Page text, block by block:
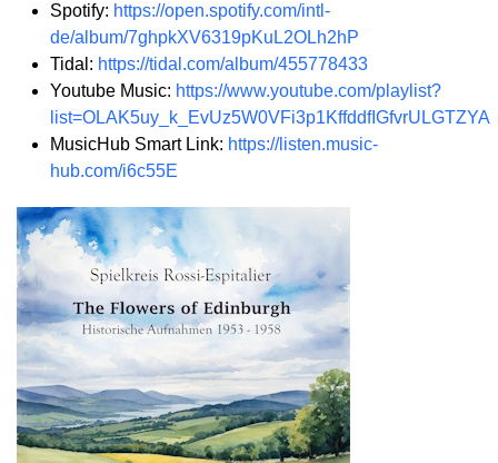
Spotify: https://open.spotify.com/intl-
de/album/7ghpkXV6319pKuL2OLh2hP
Tidal: https://tidal.com/album/455778433
Youtube Music: https://www.youtube.com/playlist?
list=OLAK5uy_k_EvUz5W0VFi3p1KffddfIGfvrULGTZYA
MusicHub Smart Link: https://listen.music-
hub.com/i6c55E